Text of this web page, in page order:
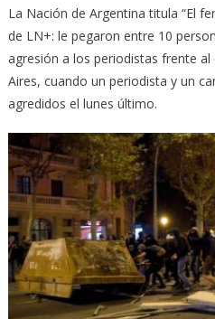
La Nación de Argentina titula “El
de LN+: le pegaron entre 10
agresión a los periodistas frente
Aires, cuando un periodista y un
agredidos el lunes último.